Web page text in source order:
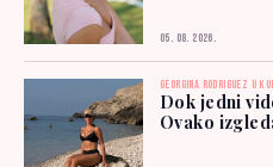
05. 08. 2026.
GEORGINA RODRIGUEZ U
Dok jedni
Ovako